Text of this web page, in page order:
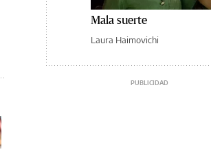
Mala suerte
Laura Haimovichi